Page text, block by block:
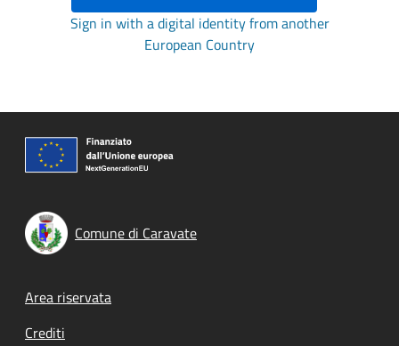
Sign in with a digital identity from another
European Country
Comune di Caravate
Footer menu
Area riservata
Crediti